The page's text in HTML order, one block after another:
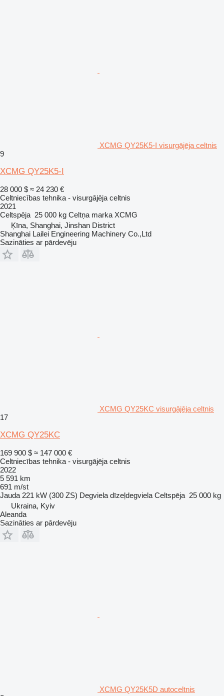
XCMG QY25K5-I visurgājēja celtnis
9
XCMG QY25K5-I
28 000 $ ≈ 24 230 €
Celtniecības tehnika - visurgājēja celtnis
2021
Celtspēja 25 000 kg Celtņa marka XCMG
Ķīna, Shanghai, Jinshan District
Shanghai Lailei Engineering Machinery Co.,Ltd
Sazināties ar pārdevēju
XCMG QY25KC visurgājēja celtnis
17
XCMG QY25KC
169 900 $ ≈ 147 000 €
Celtniecības tehnika - visurgājēja celtnis
2022
5 591 km
691 m/st
Jauda 221 kW (300 ZS) Degviela dīzeļdegviela Celtspēja 25 000 kg
Ukraina, Kyiv
Aleanda
Sazināties ar pārdevēju
XCMG QY25K5D autoceltnis